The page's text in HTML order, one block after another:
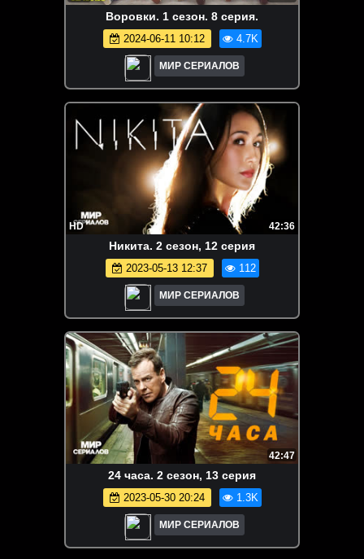
Воровки. 1 сезон. 8 серия.
2024-06-11 10:12 4.7K
МИР СЕРИАЛОВ
HD 42:36
Hикитa. 2 сезон, 12 серия
2023-05-13 12:37 112
МИР СЕРИАЛОВ
42:47
24 часа. 2 сезон, 13 серия
2023-05-30 20:24 1.3K
МИР СЕРИАЛОВ